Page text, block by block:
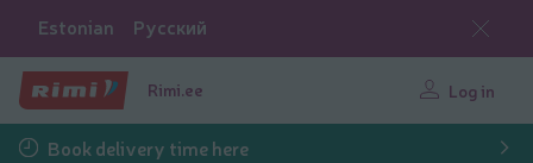
Estonian Русский
Rimi.ee Log in
Book delivery time here